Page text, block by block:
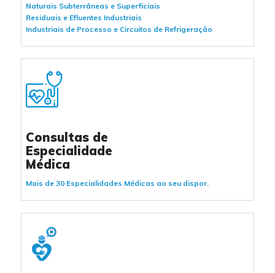
Naturais Subterrâneas e Superficiais
Residuais e Efluentes Industriais
Industriais de Processo e Circuitos de Refrigeração
Consultas de
Especialidade
Médica
Mais de 30 Especialidades Médicas ao seu dispor.